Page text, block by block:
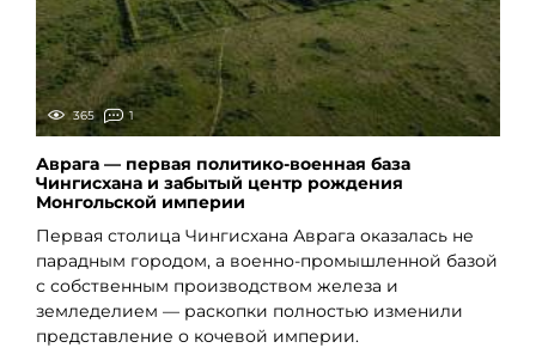
365 1
Аврага — первая политико-военная база
Чингисхана и забытый центр рождения
Монгольской империи
Первая столица Чингисхана Аврага оказалась не
парадным городом, а военно-промышленной базой
с собственным производством железа и
земледелием — раскопки полностью изменили
представление о кочевой империи.